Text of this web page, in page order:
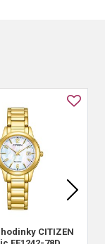
CITIZEN